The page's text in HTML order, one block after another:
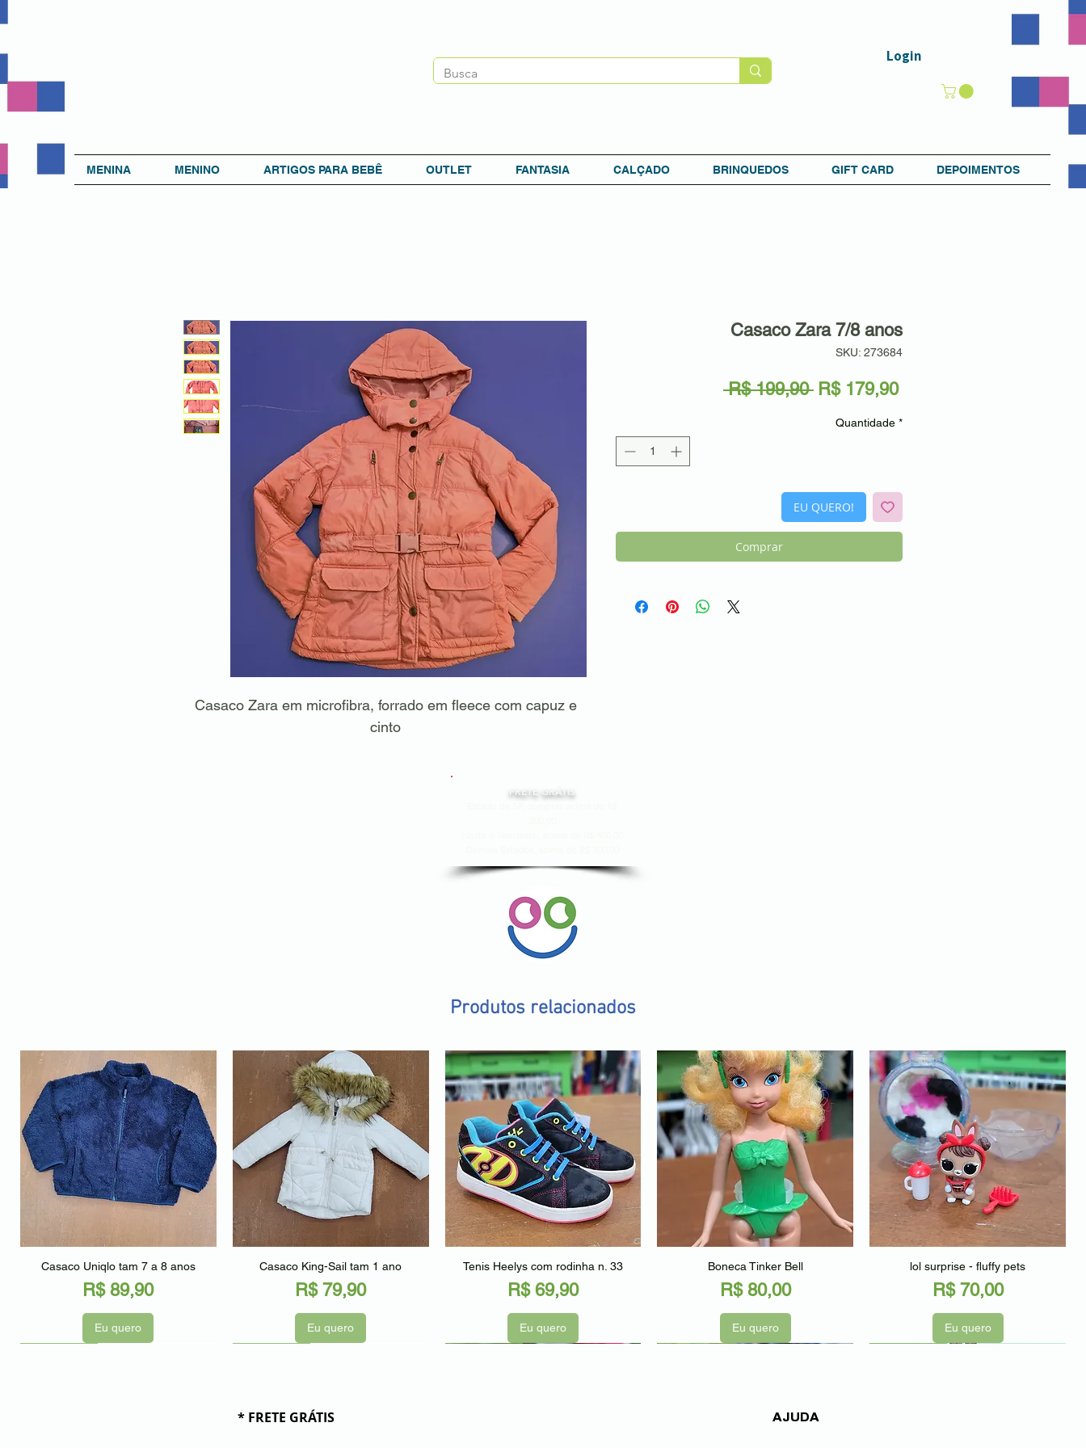
Login
MENINA MENINO ARTIGOS PARA BEBÊ OUTLET FANTASIA CALÇADO BRINQUEDOS GIFT CARD DEPOIMENTOS
Casaco Zara em microfibra, forrado em fleece com capuz e
cinto
Casaco Zara 7/8 anos
SKU: 273684
R$ 199,90 Preço
R$ 179,90Preço
Quantidade *
EU QUERO!
Comprar
FRETE GRÁTIS
Produtos relacionados
Visualização rápida
Casaco Uniqlo tam 7 a 8 anos
Preço
R$ 89,90
Eu quero
Visualização rápida
Casaco King-Sail tam 1 ano
Preço
R$ 79,90
Eu quero
Visualização rápida
Tenis Heelys com rodinha n. 33
Preço
R$ 69,90
Eu quero
Visualização rápida
Boneca Tinker Bell
Preço
R$ 80,00
Eu quero
Visualização rápida
lol surprise - fluffy pets
Preço
R$ 70,00
Eu quero
* FRETE GRÁTIS AJUDA